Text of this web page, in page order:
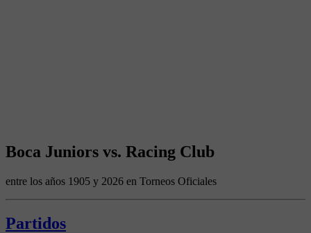
Boca Juniors vs. Racing Club
entre los años 1905 y 2026 en Torneos Oficiales
Partidos